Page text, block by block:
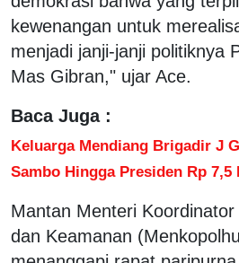
kewenangan untuk
menjadi janji-janji politiknya
Mas Gibran," ujar Ace.
Baca Juga :
Keluarga Mendiang Brigadir J
Sambo Hingga Presiden Rp 7,5
Mantan Menteri
dan Keamanan